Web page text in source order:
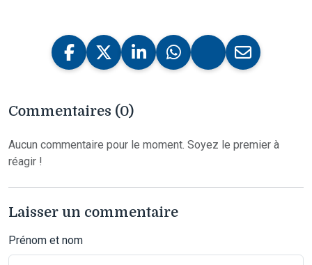
Commentaires (0)
Aucun commentaire pour le moment. Soyez le premier à
réagir !
Laisser un commentaire
Prénom et nom